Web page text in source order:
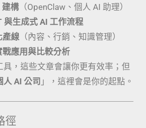
建構 （OpenClaw、個人 AI 助理）
與生成式 AI 工作流程
產線 （內容、行銷、知識管理）
戰應用與比較分析
，這些文章會讓你更有效率；但
人 AI 公司 」，這裡會是你的起點。
徑